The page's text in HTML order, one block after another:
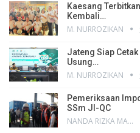
Kaesang
Kembali…
M. NURROZIKAN
Jateng Siap
Usung…
M. NURROZIKAN
Pemeriksaan
SSm JI-QC
NANDA RIZKA MAHENDRA